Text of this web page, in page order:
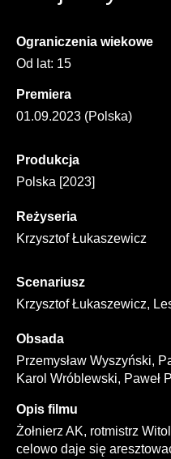
Ograniczenia wiekowe
Od lat: 15
Premiera
01.09.2023 (Polska)
Produkcja
Polska [2023]
Reżyseria
Krzysztof Łukaszewicz
Scenariusz
Krzysztof Łukaszewicz,
Obsada
Przemysław Wyszyński,
Karol Wróblewski, Paweł
Opis filmu
Żołnierz AK, rotmistrz
celowo daje się